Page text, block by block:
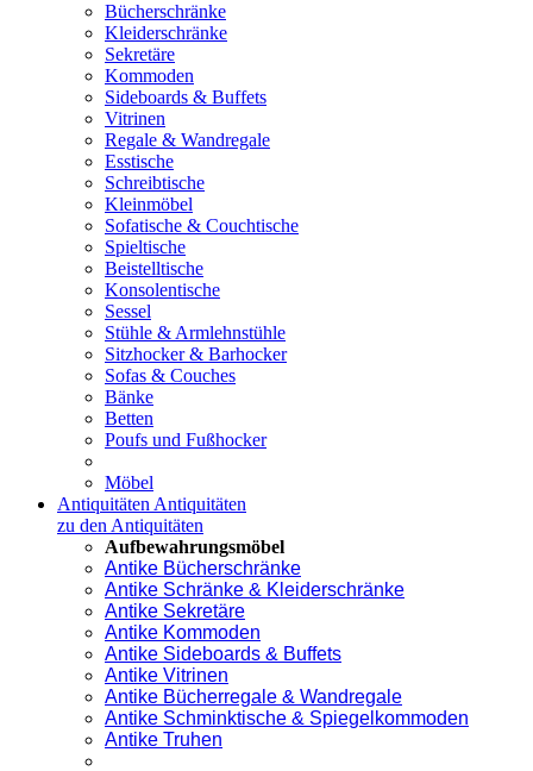
Bücherschränke
Kleiderschränke
Sekretäre
Kommoden
Sideboards & Buffets
Vitrinen
Regale & Wandregale
Esstische
Schreibtische
Kleinmöbel
Sofatische & Couchtische
Spieltische
Beistelltische
Konsolentische
Sessel
Stühle & Armlehnstühle
Sitzhocker & Barhocker
Sofas & Couches
Bänke
Betten
Poufs und Fußhocker
Möbel
Antiquitäten Antiquitäten
zu den Antiquitäten
Aufbewahrungsmöbel
Antike Bücherschränke
Antike Schränke & Kleiderschränke
Antike Sekretäre
Antike Kommoden
Antike Sideboards & Buffets
Antike Vitrinen
Antike Bücherregale & Wandregale
Antike Schminktische & Spiegelkommoden
Antike Truhen